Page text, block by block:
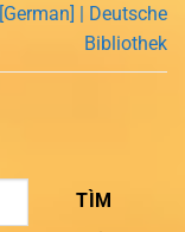
[German] | Deutsche
Bibliothek
TÌM